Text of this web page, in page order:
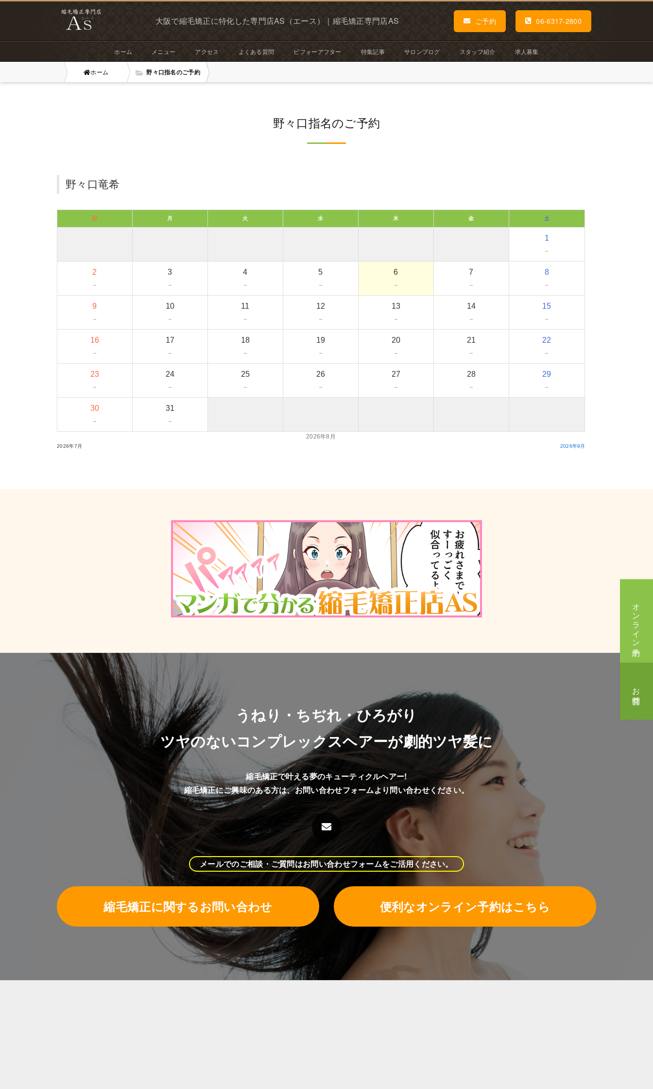
大阪で縮毛矯正に特化した専門店AS（エース）｜縮毛矯正専門店AS ご予約 06-6317-2800
ホーム メニュー アクセス よくある質問 ビフォーアフター 特集記事 サロンブログ スタッフ紹介 求人募集
ホーム 野々口指名のご予約
野々口指名のご予約
野々口竜希
2026年8月
日 月 火 水 木 金 土
1
－
2
－
3
－
4
－
5
－
6
－
7
－
8
－
9
－
10
－
11
－
12
－
13
－
14
－
15
－
16
－
17
－
18
－
19
－
20
－
21
－
22
－
23
－
24
－
25
－
26
－
27
－
28
－
29
－
30
－
31
－
2026年7月 2026年9月
うねり・ちぢれ・ひろがり
ツヤのないコンプレックスヘアーが劇的ツヤ髪に
縮毛矯正で叶える夢のキューティクルヘアー!
縮毛矯正にご興味のある方は、お問い合わせフォームより問い合わせください。
メールでのご相談・ご質問はお問い合わせフォームをご活用ください。
縮毛矯正に関するお問い合わせ 便利なオンライン予約はこちら
オンライン予約
お問合せ